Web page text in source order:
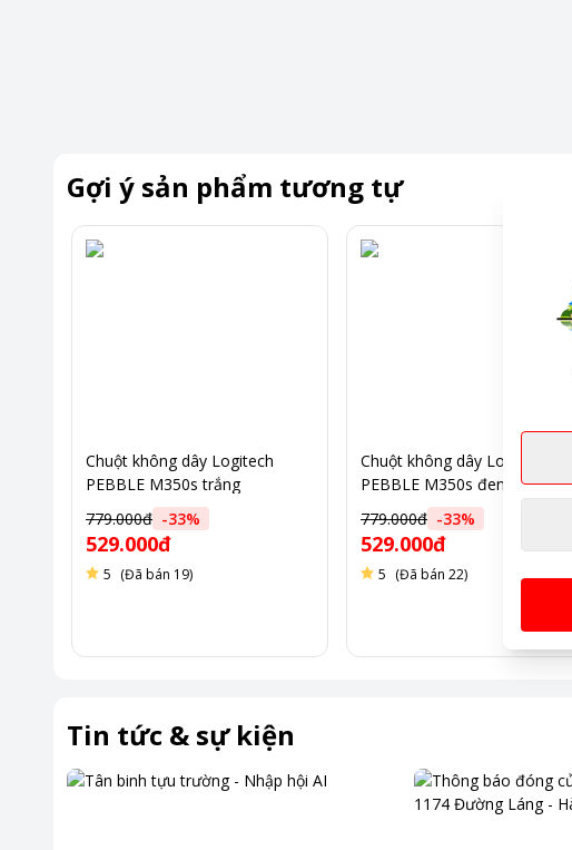
Gợi ý sản phẩm tương tự
Chuột không dây Logitech
PEBBLE M350s trắng
779.000đ -33%
529.000đ
5 (Đã bán 19)
Chuột không dây Logitech
PEBBLE M350s đen
779.000đ -33%
529.000đ
5 (Đã bán 22)
Tin tức & sự kiện